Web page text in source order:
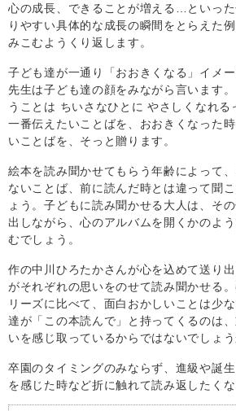
心の成長、できることが増える…といっ
りやすい具体的な成長の瞬間をとらえた
みこむようくり返します。
子ども達が一通り「おおきくなる」イメー
先生は子ども達の顔をみながら言います
うことは ちいさなひとに やさしくなれる
一番伝えたいことばを、おおきくなった
いことばを、そっと贈ります。
絵本を読み聞かせてもらう年齢によって
ないことば、前に読んだ時とは違って聞
ょう。子どもに読み聞かせる大人は、そ
出しながら、心のアルバムを開くかのよ
むでしょう。
作の中川ひろたかさんが心を込めて送り
がそれぞれの思いをのせて読み聞かせる
リーズに比べて、面白おかしいことは少
達が「この本読んで」と持ってくるのは
いを感じ取っているからではないでしょう
卒園のタイミングのみならず、進級や誕
を感じた時など折に触れて読み返したくな